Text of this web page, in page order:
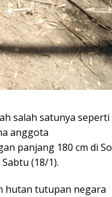
salah satunya seperti
anggota
panjang 180 cm di So
(18/1).
hutan tutupan negara